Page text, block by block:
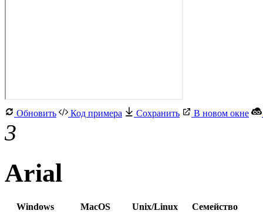
Обновить Код примера Сохранить В новом окне
3
Arial
Windows MacOS Unix/Linux
Семейство